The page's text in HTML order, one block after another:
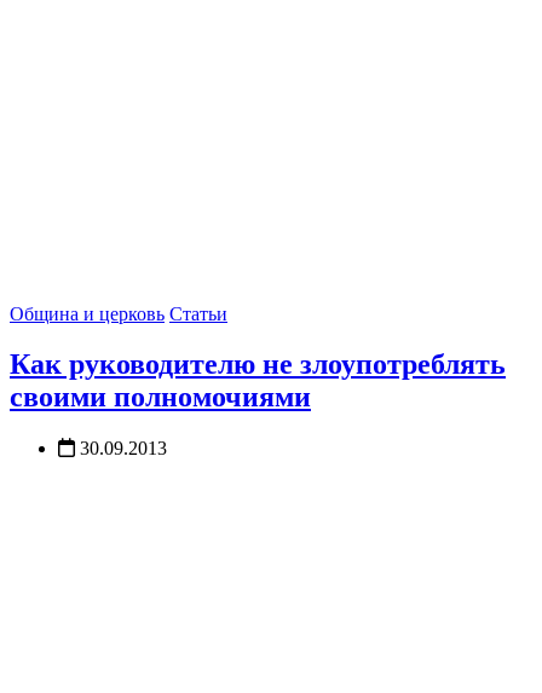
Община и церковь Статьи
Как руководителю не злоупотреблять
своими полномочиями
30.09.2013